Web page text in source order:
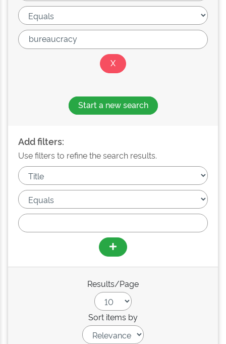
Start a new search
Add filters:
Use filters to refine the search results.
Results/Page
Sort items by